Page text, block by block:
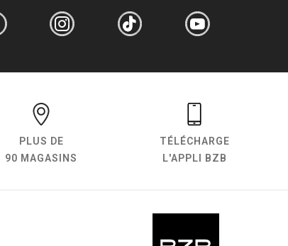
PLUS DE
90 MAGASINS
TÉLÉCHARGE
L'APPLI BZB